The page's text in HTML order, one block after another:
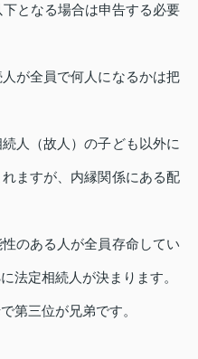
となる場合は申告する必要
が全員で何人になるかは把
人（故人）の子ども以外に
ますが、内縁関係にある配
のある人が全員存命してい
法定相続人が決まります。
第三位が兄弟です。